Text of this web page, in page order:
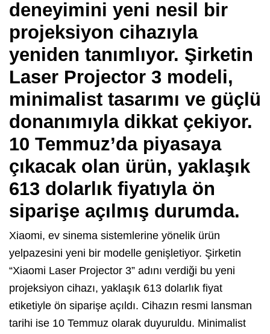
deneyimini yeni nesil bir
projeksiyon cihazıyla
yeniden tanımlıyor. Şirketin
Laser Projector 3 modeli,
minimalist tasarımı ve güçlü
donanımıyla dikkat çekiyor.
10 Temmuz’da piyasaya
çıkacak olan ürün, yaklaşık
613 dolarlık fiyatıyla ön
siparişe açılmış durumda.
Xiaomi, ev sinema sistemlerine yönelik ürün
yelpazesini yeni bir modelle genişletiyor. Şirketin
“Xiaomi Laser Projector 3” adını verdiği bu yeni
projeksiyon cihazı, yaklaşık 613 dolarlık fiyat
etiketiyle ön siparişe açıldı. Cihazın resmi lansman
tarihi ise 10 Temmuz olarak duyuruldu. Minimalist